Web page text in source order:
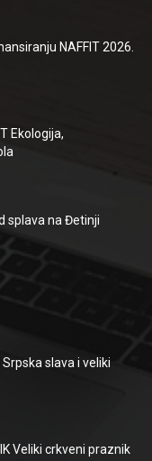
NAFFIT 2026.
Ekologija,
splava na Đetinji
Srpska slava i veliki
Veliki crkveni praznik